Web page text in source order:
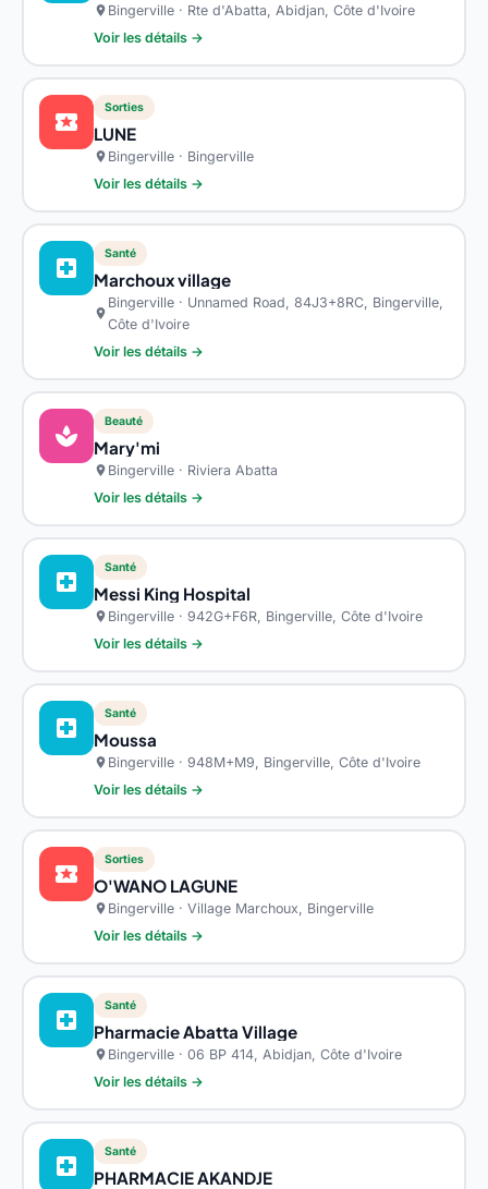
location_on Bingerville · Rte d'Abatta, Abidjan, Côte d'Ivoire
Voir les détails →
local_activity
Sorties
LUNE
location_on Bingerville · Bingerville
Voir les détails →
local_hospital
Santé
Marchoux village
location_on
Bingerville · Unnamed Road, 84J3+8RC, Bingerville,
Côte d'Ivoire
Voir les détails →
spa
Beauté
Mary'mi
location_on Bingerville · Riviera Abatta
Voir les détails →
local_hospital
Santé
Messi King Hospital
location_on Bingerville · 942G+F6R, Bingerville, Côte d'Ivoire
Voir les détails →
local_hospital
Santé
Moussa
location_on Bingerville · 948M+M9, Bingerville, Côte d'Ivoire
Voir les détails →
local_activity
Sorties
O'WANO LAGUNE
location_on Bingerville · Village Marchoux, Bingerville
Voir les détails →
local_hospital
Santé
Pharmacie Abatta Village
location_on Bingerville · 06 BP 414, Abidjan, Côte d'Ivoire
Voir les détails →
local_hospital
Santé
PHARMACIE AKANDJE